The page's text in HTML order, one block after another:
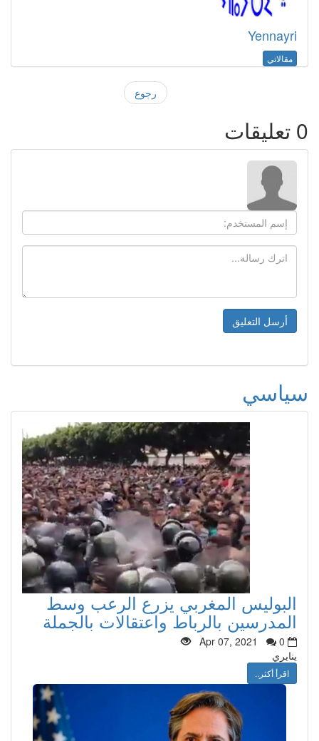
Yennayri
مقالاتي
رجوع
0تعليقات
سياسي
البوليس المغربي يزرع الرعب وسط
المدرسين بالرباط واعتقالات بالجملة
Apr 07, 2021
0
ينايري
اقرأ أكثر..